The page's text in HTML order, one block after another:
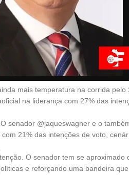
mais temperatura na corrida pelo
na liderança com 27% das
senador @jaqueswagner e o
21% das intenções de voto,
O senador tem se aproximado
e reforçando uma bandeira